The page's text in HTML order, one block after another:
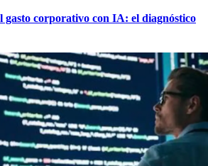
gasto corporativo con IA: el diagnóstico